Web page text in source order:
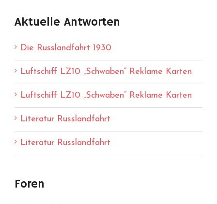
Aktuelle Antworten
Die Russlandfahrt 1930
Luftschiff LZ10 „Schwaben“ Reklame Karten
Luftschiff LZ10 „Schwaben“ Reklame Karten
Literatur Russlandfahrt
Literatur Russlandfahrt
Foren